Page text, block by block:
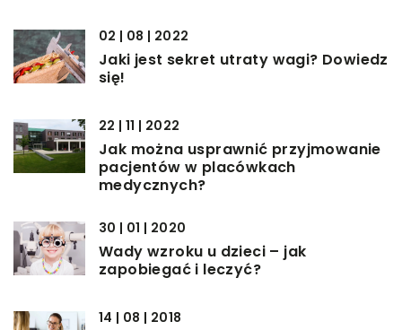
02 | 08 | 2022
Jaki jest sekret utraty wagi? Dowiedz
się!
22 | 11 | 2022
Jak można usprawnić przyjmowanie
pacjentów w placówkach
medycznych?
30 | 01 | 2020
Wady wzroku u dzieci – jak
zapobiegać i leczyć?
14 | 08 | 2018